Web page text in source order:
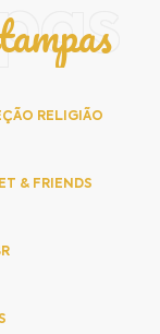
RELIGIÃO
& FRIENDS